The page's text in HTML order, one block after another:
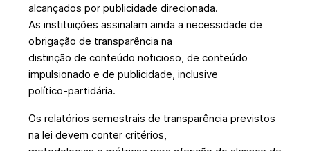
alcançados por publicidade direcionada.
As instituições assinalam ainda a necessidade de
obrigação de transparência na
distinção de conteúdo noticioso, de conteúdo
impulsionado e de publicidade, inclusive
político-partidária.
Os relatórios semestrais de transparência previstos
na lei devem conter critérios,